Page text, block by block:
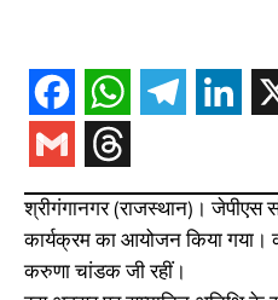
श्रीगंगानगर (राजस्थान)। जेपीएस
कार्यक्रम का आयोजन किया गया।
करुणा चांडक जी रहीं।